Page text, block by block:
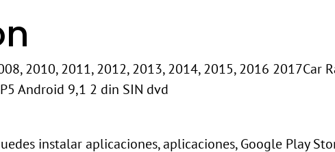
2010, 2011, 2012, 2013, 2014, 2015, 2016
Android 9,1 2 din SIN dvd
instalar aplicaciones, aplicaciones, Google Play